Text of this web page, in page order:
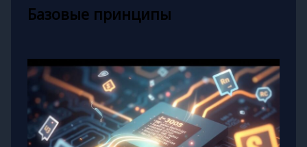
Базовые принципы